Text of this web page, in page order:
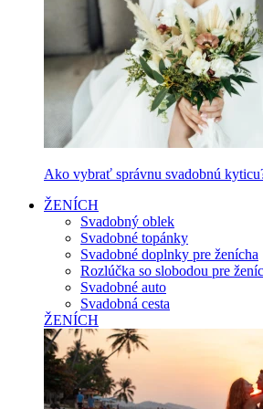
Ako vybrať správnu svadobnú
ŽENÍCH
Svadobný oblek
Svadobné topánky
Svadobné doplnky pre ženícha
Rozlúčka so slobodou pre
Svadobné auto
Svadobná cesta
ŽENÍCH